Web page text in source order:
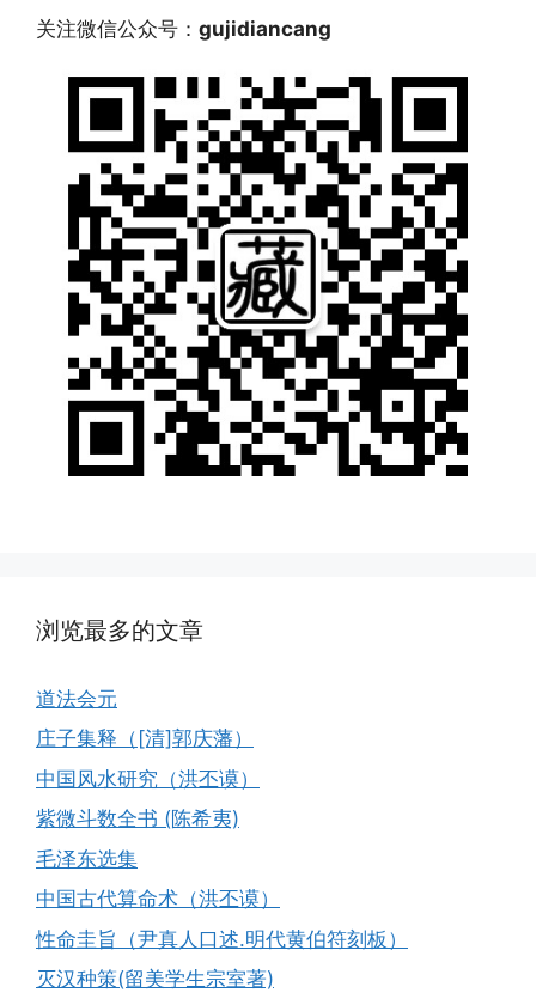
关注微信公众号： gujidiancang
浏览最多的文章
道法会元
庄子集释（[清]郭庆藩）
中国风水研究（洪丕谟）
紫微斗数全书 (陈希夷)
毛泽东选集
中国古代算命术（洪丕谟）
性命圭旨（尹真人口述.明代黄伯符刻板）
灭汉种策(留美学生宗室著)